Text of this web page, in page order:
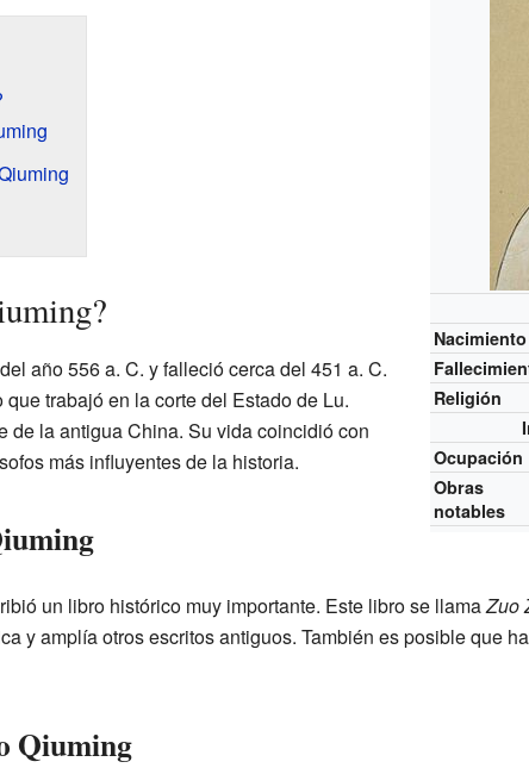
Nacimiento
Religión
Ocupación
Obras
notables
año 556 a. C. y falleció cerca del 451 a. C.
trabajó en la corte del Estado de Lu.
de la antigua China. Su vida coincidió con
más influyentes de la historia.
un libro histórico muy importante. Este libro se llamaZuo
y amplía otros escritos antiguos. También es posible que
Qiuming